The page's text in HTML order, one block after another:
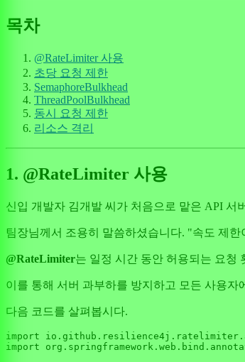
목차
@RateLimiter 사용
초당 요청 제한
SemaphoreBulkhead
ThreadPoolBulkhead
동시 요청 제한
리소스 격리
1. @RateLimiter 사용
신입 개발자 김개발 씨가 처음으로 맡은 API 서
팀장님께서 조용히 말씀하셨습니다. "속도 제
@RateLimiter는 일정 시간 동안 허용되는 요청
이를 통해 서버 과부하를 방지하고 모든 사용
다음 코드를 살펴봅시다.
import
import